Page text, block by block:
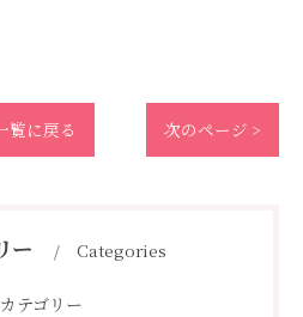
覧に戻る 次のページ >
ー Categories
テゴリー